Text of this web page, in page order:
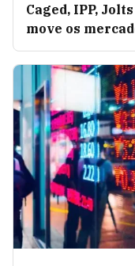
Caged, IPP,
move os